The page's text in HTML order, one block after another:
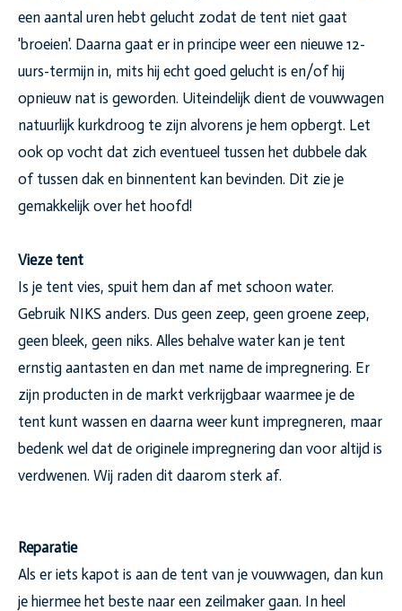
een aantal uren hebt gelucht zodat de tent niet gaat
'broeien'. Daarna gaat er in principe weer een nieuwe 12-
uurs-termijn in, mits hij echt goed gelucht is en/of hij
opnieuw nat is geworden. Uiteindelijk dient de vouwwagen
natuurlijk kurkdroog te zijn alvorens je hem opbergt. Let
ook op vocht dat zich eventueel tussen het dubbele dak
of tussen dak en binnentent kan bevinden. Dit zie je
gemakkelijk over het hoofd!
Vieze tent
Is je tent vies, spuit hem dan af met schoon water.
Gebruik NIKS anders. Dus geen zeep, geen groene zeep,
geen bleek, geen niks. Alles behalve water kan je tent
ernstig aantasten en dan met name de impregnering. Er
zijn producten in de markt verkrijgbaar waarmee je de
tent kunt wassen en daarna weer kunt impregneren, maar
bedenk wel dat de originele impregnering dan voor altijd is
verdwenen. Wij raden dit daarom sterk af.
Reparatie
Als er iets kapot is aan de tent van je vouwwagen, dan kun
je hiermee het beste naar een zeilmaker gaan. In heel